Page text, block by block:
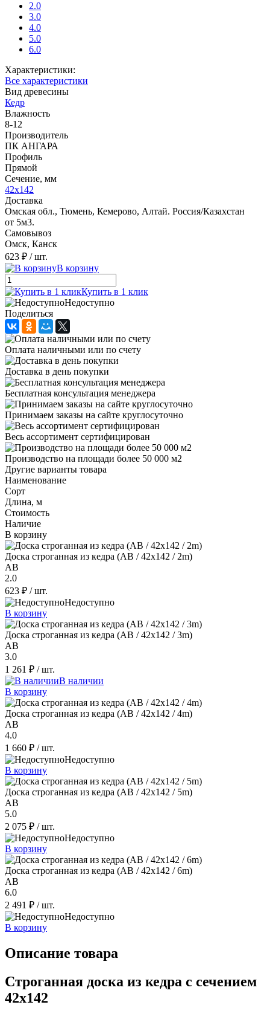
2.0
3.0
4.0
5.0
6.0
Характеристики:
Все характеристики
Вид древесины
Кедр
Влажность
8-12
Производитель
ПК АНГАРА
Профиль
Прямой
Сечение, мм
42x142
Доставка
Омская обл., Тюмень, Кемерово, Алтай. Россия/Казахстан
от 5м3.
Самовывоз
Омск, Канск
623 ₽ / шт.
В корзину
Купить в 1 клик
Недоступно
Поделиться
Оплата наличными или по счету
Доставка в день покупки
Бесплатная консультация менеджера
Принимаем заказы на сайте круглосуточно
Весь ассортимент сертифицирован
Производство на площади более 50 000 м2
Другие варианты товара
Наименование
Сорт
Длина, м
Стоимость
Наличие
В корзину
Доска строганная из кедра (AB / 42x142 / 2m)
AB
2.0
623 ₽ / шт.
Недоступно
В корзину
Доска строганная из кедра (AB / 42x142 / 3m)
AB
3.0
1 261 ₽ / шт.
В наличии
В корзину
Доска строганная из кедра (AB / 42x142 / 4m)
AB
4.0
1 660 ₽ / шт.
Недоступно
В корзину
Доска строганная из кедра (AB / 42x142 / 5m)
AB
5.0
2 075 ₽ / шт.
Недоступно
В корзину
Доска строганная из кедра (AB / 42x142 / 6m)
AB
6.0
2 491 ₽ / шт.
Недоступно
В корзину
Описание товара
Строганная доска из кедра с сечением
42x142